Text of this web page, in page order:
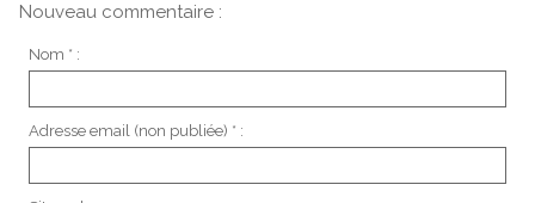
Nouveau commentaire :
Nom * :
Adresse email (non publiée) * :